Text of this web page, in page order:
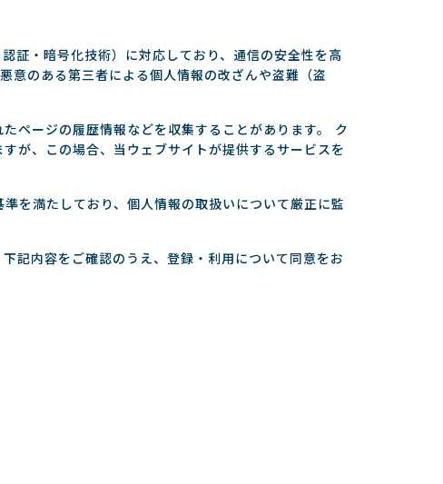
・暗号化技術）に対応しており、通信の安全性を高
意のある第三者による個人情報の改ざんや盗難（盗
ページの履歴情報などを収集することがあります。 ク
が、この場合、当ウェブサイトが提供するサービスを
を満たしており、個人情報の取扱いについて厳正に監
記内容をご確認のうえ、登録・利用について同意をお